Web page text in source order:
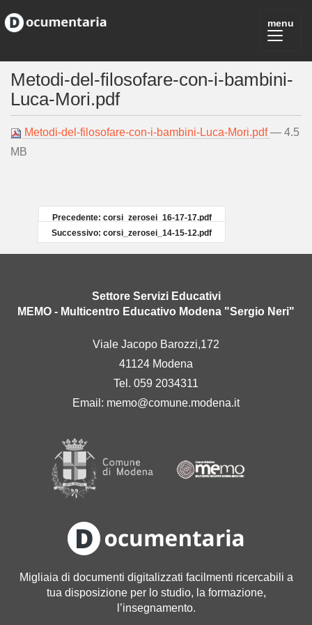
Metodi-del-filosofare-con-i-bambini-
Luca-Mori.pdf
Metodi-del-filosofare-con-i-bambini-Luca-Mori.pdf— 4.5
MB
Precedente: corsi_zerosei_16-17-17.pdf
Successivo: corsi_zerosei_14-15-12.pdf
Settore Servizi Educativi
MEMO - Multicentro Educativo Modena "Sergio Neri"
Viale Jacopo Barozzi,172
41124 Modena
Tel. 059 2034311
Email: memo@comune.modena.it
Migliaia di documenti digitalizzati facilmenti ricercabili a
tua disposizione per lo studio, la formazione,
l’insegnamento.